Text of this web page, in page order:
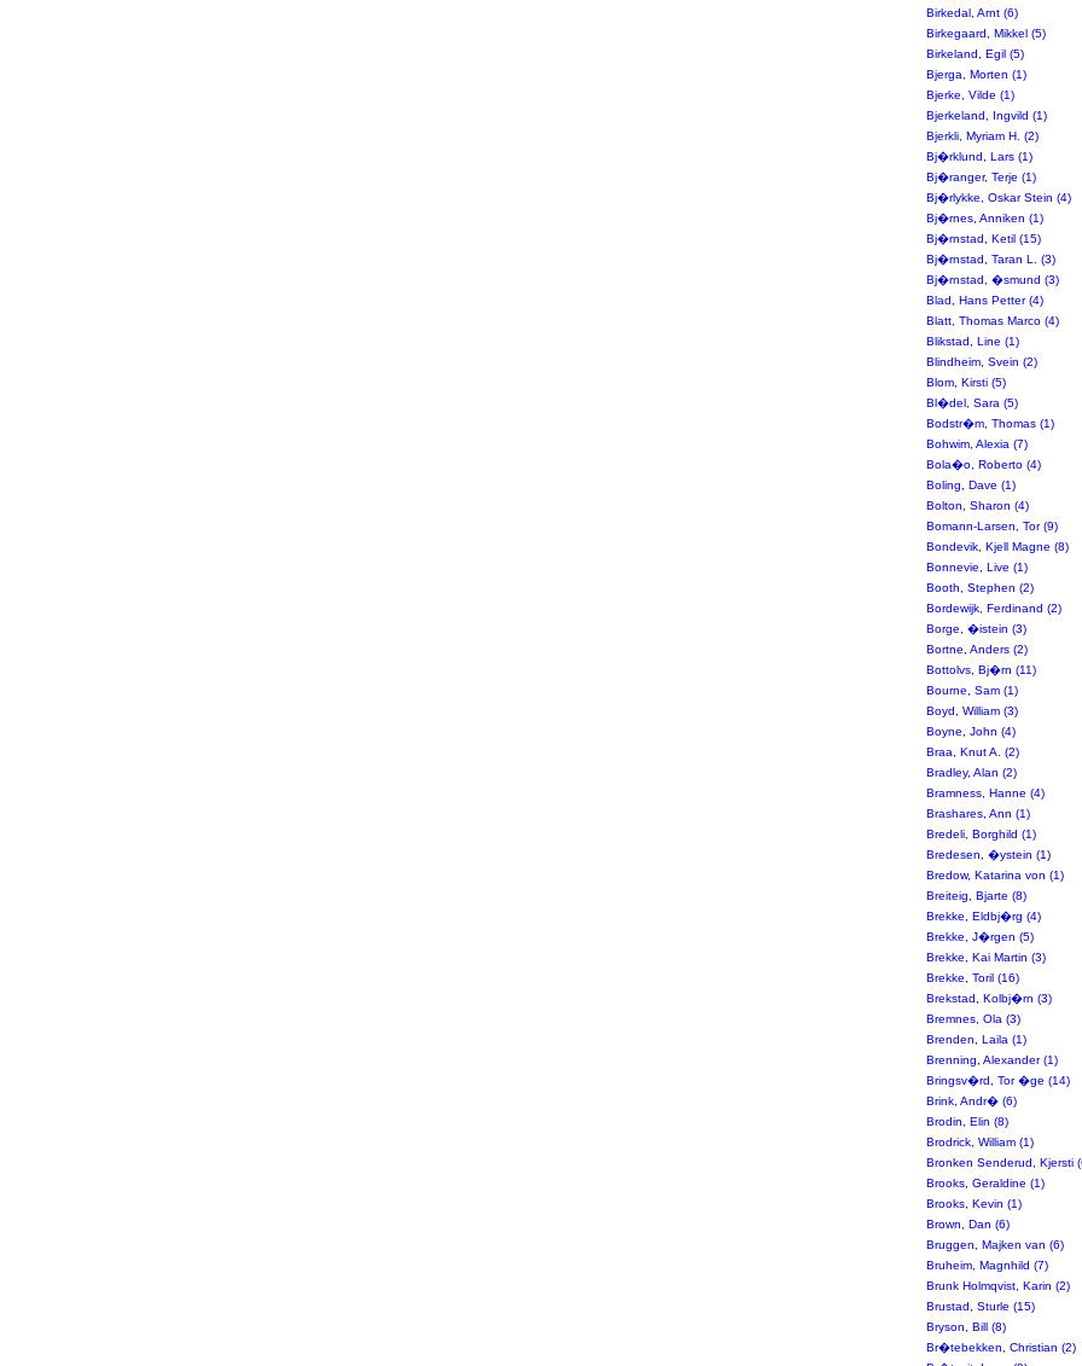
Birkedal, Arnt (6)
Birkegaard, Mikkel (5)
Birkeland, Egil (5)
Bjerga, Morten (1)
Bjerke, Vilde (1)
Bjerkeland, Ingvild (1)
Bjerkli, Myriam H. (2)
Bj�rklund, Lars (1)
Bj�ranger, Terje (1)
Bj�rlykke, Oskar Stein (4)
Bj�rnes, Anniken (1)
Bj�rnstad, Ketil (15)
Bj�rnstad, Taran L. (3)
Bj�rnstad, �smund (3)
Blad, Hans Petter (4)
Blatt, Thomas Marco (4)
Blikstad, Line (1)
Blindheim, Svein (2)
Blom, Kirsti (5)
Bl�del, Sara (5)
Bodstr�m, Thomas (1)
Bohwim, Alexia (7)
Bola�o, Roberto (4)
Boling, Dave (1)
Bolton, Sharon (4)
Bomann-Larsen, Tor (9)
Bondevik, Kjell Magne (8)
Bonnevie, Live (1)
Booth, Stephen (2)
Bordewijk, Ferdinand (2)
Borge, �istein (3)
Bortne, Anders (2)
Bottolvs, Bj�rn (11)
Bourne, Sam (1)
Boyd, William (3)
Boyne, John (4)
Braa, Knut A. (2)
Bradley, Alan (2)
Bramness, Hanne (4)
Brashares, Ann (1)
Bredeli, Borghild (1)
Bredesen, �ystein (1)
Bredow, Katarina von (1)
Breiteig, Bjarte (8)
Brekke, Eldbj�rg (4)
Brekke, J�rgen (5)
Brekke, Kai Martin (3)
Brekke, Toril (16)
Brekstad, Kolbj�rn (3)
Bremnes, Ola (3)
Brenden, Laila (1)
Brenning, Alexander (1)
Bringsv�rd, Tor �ge (14)
Brink, Andr� (6)
Brodin, Elin (8)
Brodrick, William (1)
Bronken Senderud, Kjersti
Brooks, Geraldine (1)
Brooks, Kevin (1)
Brown, Dan (6)
Bruggen, Majken van (6)
Bruheim, Magnhild (7)
Brunk Holmqvist, Karin (2)
Brustad, Sturle (15)
Bryson, Bill (8)
Br�tebekken, Christian (2)